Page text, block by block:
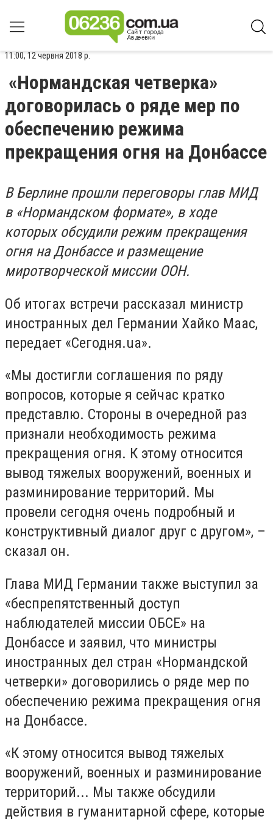
11:00, 12 червня 2018 р.
«Нормандская четверка»
договорилась о ряде мер по
обеспечению режима
прекращения огня на Донбассе
В Берлине прошли переговоры глав МИД
в «Нормандском формате», в ходе
которых обсудили режим прекращения
огня на Донбассе и размещение
миротворческой миссии ООН.
Об итогах встречи рассказал министр
иностранных дел Германии Хайко Маас,
передает «Сегодня.ua».
«Мы достигли соглашения по ряду
вопросов, которые я сейчас кратко
представлю. Стороны в очередной раз
признали необходимость режима
прекращения огня. К этому относится
вывод тяжелых вооружений, военных и
разминирование территорий. Мы
провели сегодня очень подробный и
конструктивный диалог друг с другом», –
сказал он.
Глава МИД Германии также выступил за
«беспрепятственный доступ
наблюдателей миссии ОБСЕ» на
Донбассе и заявил, что министры
иностранных дел стран «Нормандской
четверки» договорились о ряде мер по
обеспечению режима прекращения огня
на Донбассе.
«К этому относится вывод тяжелых
вооружений, военных и разминирование
территорий... Мы также обсудили
действия в гуманитарной сфере, которые